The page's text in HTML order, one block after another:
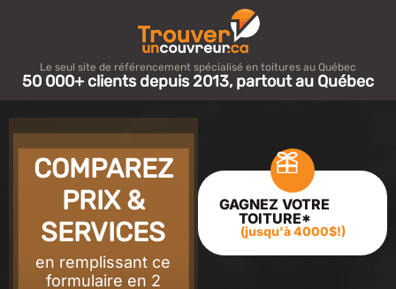
Le seul site de référencement spécialisé en toitures au Québec
50 000+ clients depuis 2013, partout au Québec
COMPAREZ
PRIX &
SERVICES
en remplissant ce
formulaire en 2
GAGNEZ VOTRE
TOITURE*
(jusqu'à 4000$!)